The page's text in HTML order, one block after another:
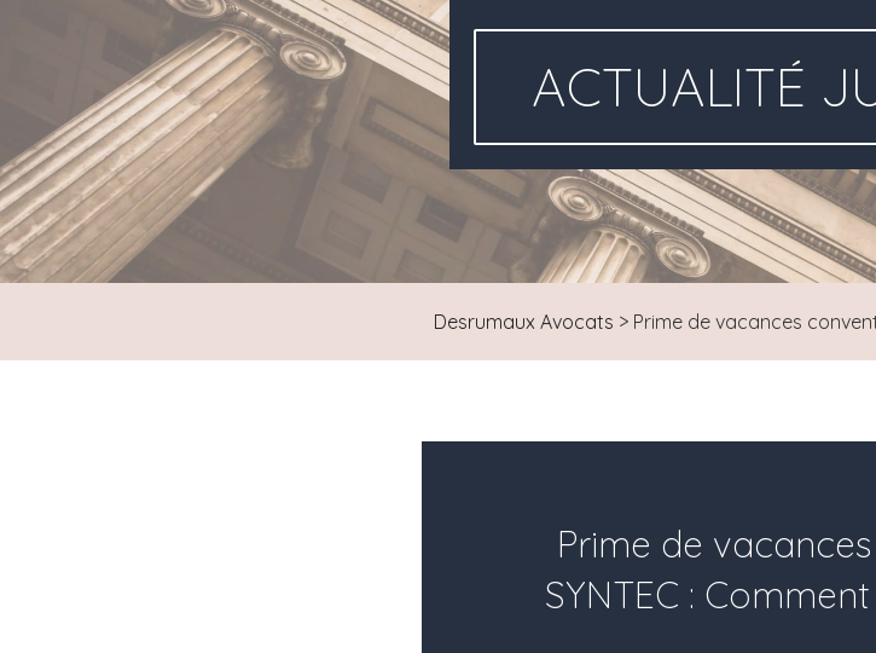
ACTUALITÉ
Desrumaux Avocats > Prime de vacances
Prime de
SYNTEC :